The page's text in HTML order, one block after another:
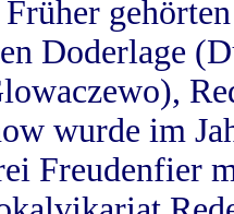
Doderlage
wurde im
Freudenfier